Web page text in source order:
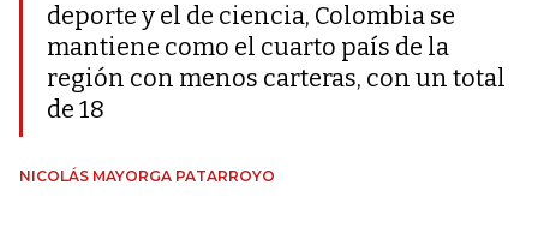
deporte y el de ciencia, Colombia se
mantiene como el cuarto país de la
región con menos carteras, con un total
de 18
NICOLÁS MAYORGA PATARROYO